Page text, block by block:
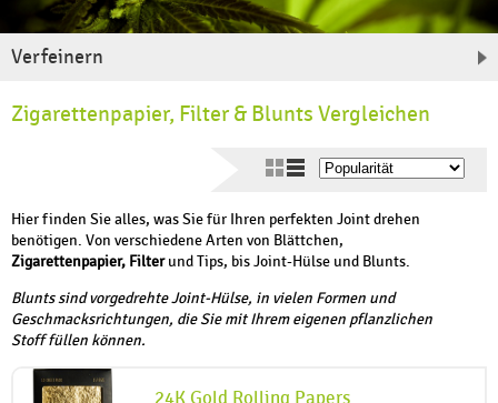
Verfeinern
Zigarettenpapier, Filter & Blunts Vergleichen
Hier finden Sie alles, was Sie für Ihren perfekten Joint drehen
benötigen. Von verschiedene Arten von Blättchen,
Zigarettenpapier, Filterund Tips, bis Joint-Hülse und Blunts.
Blunts sind vorgedrehte Joint-Hülse, in vielen Formen und
Geschmacksrichtungen, die Sie mit Ihrem eigenen pflanzlichen
Stoff füllen können.